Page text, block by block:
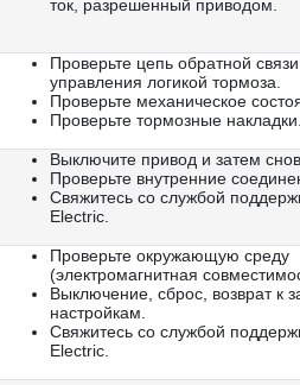
ток, разрешенный приводом.
Проверьте цепь обратной
управления логикой тормоза.
Проверьте механическое
Проверьте тормозные накладки.
Выключите привод и затем
Проверьте внутренние
Свяжитесь со службой
Electric.
Проверьте окружающую среду
(электромагнитная
Выключение, сброс, возврат к
настройкам.
Свяжитесь со службой
Electric.